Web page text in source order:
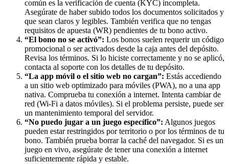
común es la verificación de cuenta (KYC) incompleta.
Asegúrate de haber subido todos los documentos solicitados y
que sean claros y legibles. También verifica que no tengas
requisitos de apuesta (WR) pendientes de tu bono activo.
“El bono no se activó”: Los bonos suelen requerir un código
promocional o ser activados desde la caja antes del depósito.
Revisa los términos. Si lo hiciste correctamente y no se aplicó,
contacta al soporte con los detalles de tu depósito.
“La app móvil o el sitio web no cargan”: Estás accediendo
a un sitio web optimizado para móviles (PWA), no a una app
nativa. Comprueba tu conexión a internet. Intenta cambiar de
red (Wi-Fi a datos móviles). Si el problema persiste, puede ser
un mantenimiento temporal del servidor.
“No puedo jugar a un juego específico”: Algunos juegos
pueden estar restringidos por territorio o por los términos de tu
bono. También prueba borrar la caché del navegador. Si es un
juego en vivo, asegúrate de tener una conexión a internet
suficientemente rápida y estable.